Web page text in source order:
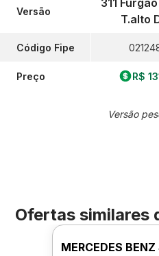
Versão
Código Fipe
Preço
311
T.alto
R$
Versão
Ofertas similares
MERCEDES BENZ